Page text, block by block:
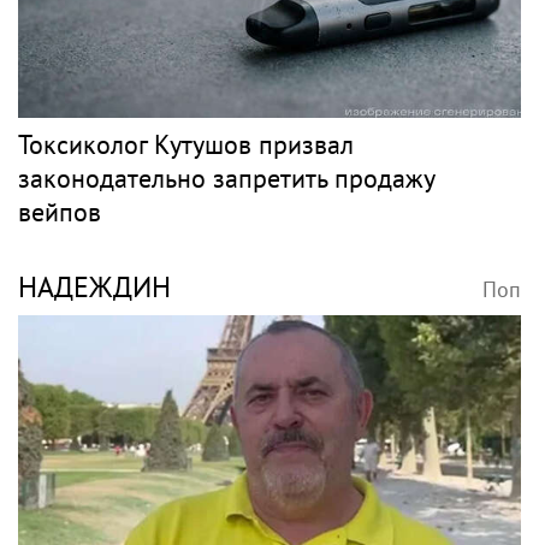
Токсиколог Кутушов призвал
законодательно запретить продажу
вейпов
НАДЕЖДИН Поп